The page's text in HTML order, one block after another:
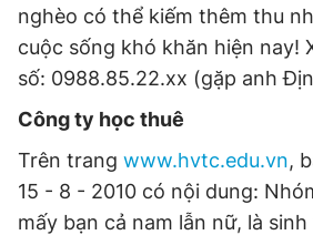
nghèo có thể kiếm thêm thu
cuộc sống khó khăn hiện nay!
số: 0988.85.22.xx (gặp anh
Công ty học thuê
Trên trang www.hvtc.edu.vn,
15 - 8 - 2010 có nội dung:
mấy bạn cả nam lẫn nữ, là